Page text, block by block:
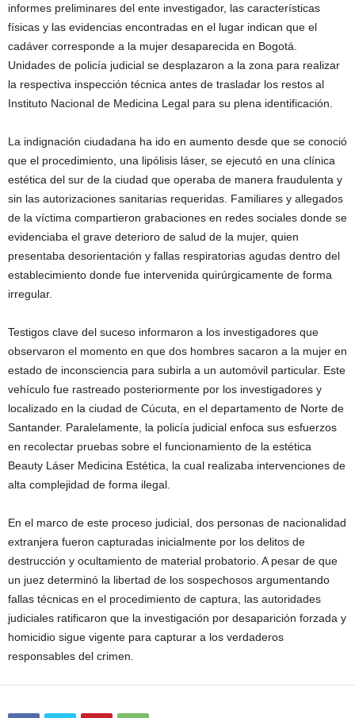
informes preliminares del ente investigador, las características
físicas y las evidencias encontradas en el lugar indican que el
cadáver corresponde a la mujer desaparecida en Bogotá.
Unidades de policía judicial se desplazaron a la zona para realizar
la respectiva inspección técnica antes de trasladar los restos al
Instituto Nacional de Medicina Legal para su plena identificación.
La indignación ciudadana ha ido en aumento desde que se conoció
que el procedimiento, una lipólisis láser, se ejecutó en una clínica
estética del sur de la ciudad que operaba de manera fraudulenta y
sin las autorizaciones sanitarias requeridas. Familiares y allegados
de la víctima compartieron grabaciones en redes sociales donde se
evidenciaba el grave deterioro de salud de la mujer, quien
presentaba desorientación y fallas respiratorias agudas dentro del
establecimiento donde fue intervenida quirúrgicamente de forma
irregular.
Testigos clave del suceso informaron a los investigadores que
observaron el momento en que dos hombres sacaron a la mujer en
estado de inconsciencia para subirla a un automóvil particular. Este
vehículo fue rastreado posteriormente por los investigadores y
localizado en la ciudad de Cúcuta, en el departamento de Norte de
Santander. Paralelamente, la policía judicial enfoca sus esfuerzos
en recolectar pruebas sobre el funcionamiento de la estética
Beauty Láser Medicina Estética, la cual realizaba intervenciones de
alta complejidad de forma ilegal.
En el marco de este proceso judicial, dos personas de nacionalidad
extranjera fueron capturadas inicialmente por los delitos de
destrucción y ocultamiento de material probatorio. A pesar de que
un juez determinó la libertad de los sospechosos argumentando
fallas técnicas en el procedimiento de captura, las autoridades
judiciales ratificaron que la investigación por desaparición forzada y
homicidio sigue vigente para capturar a los verdaderos
responsables del crimen.